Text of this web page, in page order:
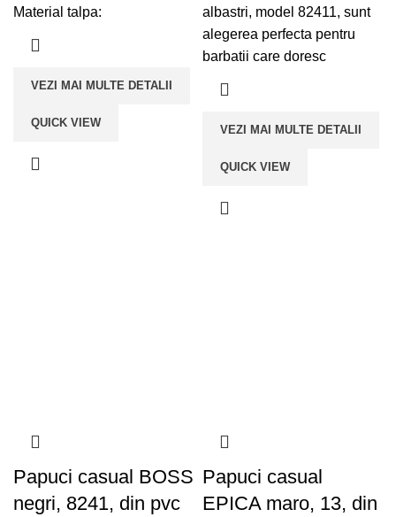
Material talpa:
VEZI MAI MULTE DETALII
QUICK VIEW
lei219,00.
albastri, model 82411, sunt
alegerea perfecta pentru
barbatii care doresc
VEZI MAI MULTE DETALII
QUICK VIEW
Papuci casual BOSS
negri, 8241, din pvc
Papuci casual
EPICA maro, 13, din